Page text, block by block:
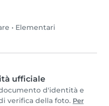
• Elementari
ufficiale
d'identità e
verifica della foto. Per